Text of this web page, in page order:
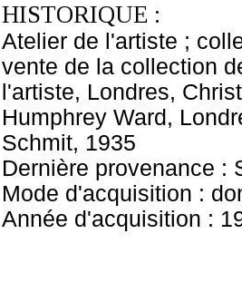
HISTORIQUE :
Atelier de l'artiste ;
vente de la collection
l'artiste, Londres,
Humphrey Ward,
Schmit, 1935
Dernière provenance :
Mode d'acquisition :
Année d'acquisition :